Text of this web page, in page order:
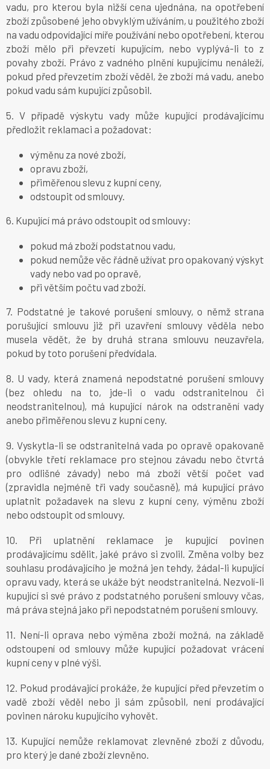
vadu, pro kterou byla nižší cena ujednána, na opotřebení
zboží způsobené jeho obvyklým užíváním, u použitého zboží
na vadu odpovídající míře používání nebo opotřebení, kterou
zboží mělo při převzetí kupujícím, nebo vyplývá-li to z
povahy zboží. Právo z vadného plnění kupujícímu nenáleží,
pokud před převzetím zboží věděl, že zboží má vadu, anebo
pokud vadu sám kupující způsobil.
5. V případě výskytu vady může kupující prodávajícímu
předložit reklamaci a požadovat:
výměnu za nové zboží,
opravu zboží,
přiměřenou slevu z kupní ceny,
odstoupit od smlouvy.
6. Kupující má právo odstoupit od smlouvy:
pokud má zboží podstatnou vadu,
pokud nemůže věc řádně užívat pro opakovaný výskyt
vady nebo vad po opravě,
při větším počtu vad zboží.
7. Podstatné je takové porušení smlouvy, o němž strana
porušující smlouvu již při uzavření smlouvy věděla nebo
musela vědět, že by druhá strana smlouvu neuzavřela,
pokud by toto porušení předvídala.
8. U vady, která znamená nepodstatné porušení smlouvy
(bez ohledu na to, jde-li o vadu odstranitelnou či
neodstranitelnou), má kupující nárok na odstranění vady
anebo přiměřenou slevu z kupní ceny.
9. Vyskytla-li se odstranitelná vada po opravě opakovaně
(obvykle třetí reklamace pro stejnou závadu nebo čtvrtá
pro odlišné závady) nebo má zboží větší počet vad
(zpravidla nejméně tři vady současně), má kupující právo
uplatnit požadavek na slevu z kupní ceny, výměnu zboží
nebo odstoupit od smlouvy.
10. Při uplatnění reklamace je kupující povinen
prodávajícímu sdělit, jaké právo si zvolil. Změna volby bez
souhlasu prodávajícího je možná jen tehdy, žádal-li kupující
opravu vady, která se ukáže být neodstranitelná. Nezvolí-li
kupující si své právo z podstatného porušení smlouvy včas,
má práva stejná jako při nepodstatném porušení smlouvy.
11. Není-li oprava nebo výměna zboží možná, na základě
odstoupení od smlouvy může kupující požadovat vrácení
kupní ceny v plné výši.
12. Pokud prodávající prokáže, že kupující před převzetím o
vadě zboží věděl nebo ji sám způsobil, není prodávající
povinen nároku kupujícího vyhovět.
13. Kupující nemůže reklamovat zlevněné zboží z důvodu,
pro který je dané zboží zlevněno.